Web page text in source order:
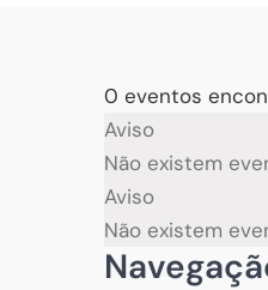
0 eventos
Eventos
for
09/08/
Aviso
Não existem
Aviso
Não existem